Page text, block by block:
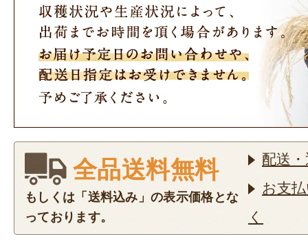
全品送料無料
もしくは「送料込み」の表示価格とな
っております。
配送
お支
く